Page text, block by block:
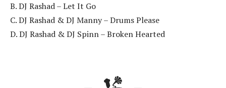
B. DJ Rashad – Let It Go
C. DJ Rashad & DJ Manny – Drums Please
D. DJ Rashad & DJ Spinn – Broken Hearted